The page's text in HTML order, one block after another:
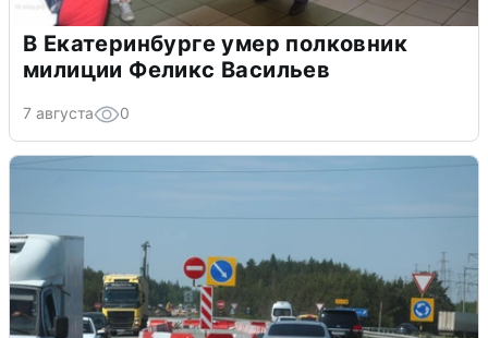
В Екатеринбурге умер полковник
милиции Феликс Васильев
7 августа 0